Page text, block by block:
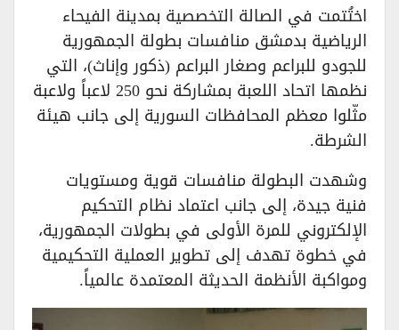
اختُتمت في الصالة التخصصية بمدينة الفيحاء
الرياضية بدمشق منافسات بطولة الجمهورية
للجودو للبراعم وصغار البراعم (ذكور وإناث)، التي
نظمها اتحاد اللعبة بمشاركة نحو 250 لاعباً ولاعبة
مثّلوا معظم المحافظات السورية إلى جانب هيئة
الشرطة.
وشهدت البطولة منافسات قوية ومستويات
فنية جيدة، إلى جانب اعتماد نظام التحكيم
الإلكتروني للمرة الأولى في بطولات الجمهورية،
في خطوة تهدف إلى تطوير العملية التحكيمية
ومواكبة الأنظمة الحديثة المعتمدة عالمياً.